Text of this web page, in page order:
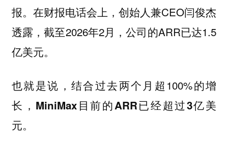
报。在财报电话会上，创始人兼CEO闫俊杰
透露，截至2026年2月，公司的ARR已达1.5
亿美元。
也就是说，结合过去两个月超100%的增
长， MiniMax目前的ARR已经超过3亿美
元。